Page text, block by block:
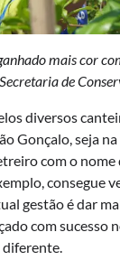
mais cor
de
diversos
Gonçalo, seja
com o nome
consegue
gestão é dar
com sucesso
diferente.